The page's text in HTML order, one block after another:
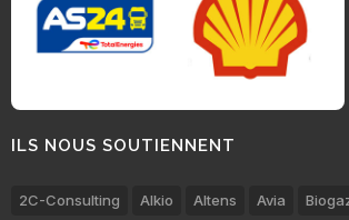
ILS NOUS SOUTIENNENT
2C-Consulting Alkio Altens Avia